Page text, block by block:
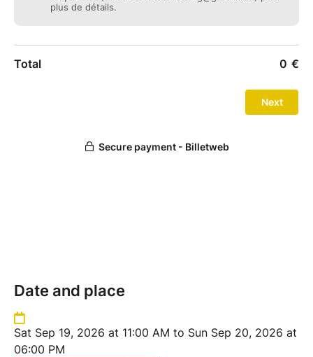
Date and place
Sat Sep 19, 2026 at 11:00 AM to Sun Sep 20, 2026 at
06:00 PM